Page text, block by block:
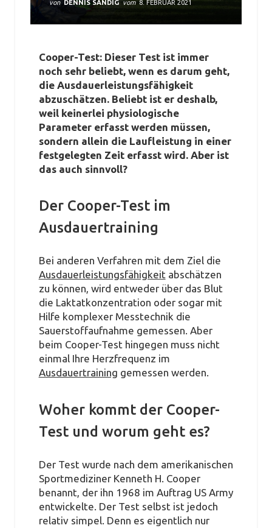
von DENNIS SANDIG vom 8. FEBRUAR 2021
Cooper-Test: Dieser Test ist immer
noch sehr beliebt, wenn es darum geht,
die Ausdauerleistungsfähigkeit
abzuschätzen. Beliebt ist er deshalb,
weil keinerlei physiologische
Parameter erfasst werden müssen,
sondern allein die Laufleistung in einer
festgelegten Zeit erfasst wird. Aber ist
das auch sinnvoll?
Der Cooper-Test im
Ausdauertraining
Bei anderen Verfahren mit dem Ziel die
Ausdauerleistungsfähigkeit abschätzen
zu können, wird entweder über das Blut
die Laktatkonzentration oder sogar mit
Hilfe komplexer Messtechnik die
Sauerstoffaufnahme gemessen. Aber
beim Cooper-Test hingegen muss nicht
einmal Ihre Herzfrequenz im
Ausdauertraining gemessen werden.
Woher kommt der Cooper-
Test und worum geht es?
Der Test wurde nach dem amerikanischen
Sportmediziner Kenneth H. Cooper
benannt, der ihn 1968 im Auftrag US Army
entwickelte. Der Test selbst ist jedoch
relativ simpel. Denn es eigentlich nur